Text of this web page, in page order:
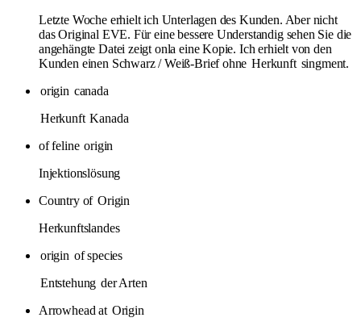
Letzte Woche erhielt ich Unterlagen des Kunden. Aber nicht
das Original EVE. Für eine bessere Understandig sehen Sie die
angehängte Datei zeigt onla eine Kopie. Ich erhielt von den
Kunden einen Schwarz / Weiß-Brief ohne Herkunft singment.
origin canada
Herkunft Kanada
of feline origin
Injektionslösung
Country of Origin
Herkunftslandes
origin of species
Entstehung der Arten
Arrowhead at Origin